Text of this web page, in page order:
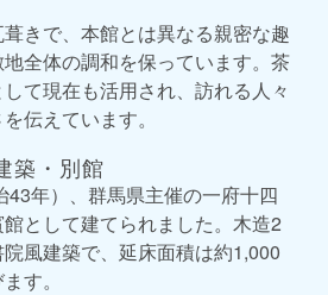
きで、本館とは異なる親密な趣
全体の調和を保っています。茶
て現在も活用され、訪れる人々
伝えています。
築・別館
43年）、群馬県主催の一府十四
として建てられました。木造2
風建築で、延床面積は約1,000
す。